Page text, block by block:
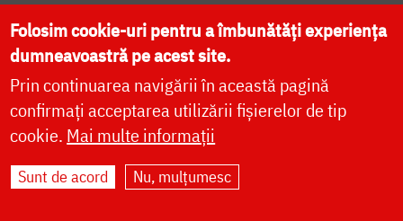
DONEAZĂ ONLINE PENTRU CATEDRALA NAȚIONALĂ
LIVE
Site dezvoltat deDOXOLOGIA MEDIA
Arhiepiscopia Iașilor | ©
Folosim cookie-uri pentru a îmbunătăți experiența
dumneavoastră pe acest site.
Prin continuarea navigării în această pagină
confirmați acceptarea utilizării fișierelor de tip
cookie. Mai multe informații
Sunt de acord Nu, mulțumesc